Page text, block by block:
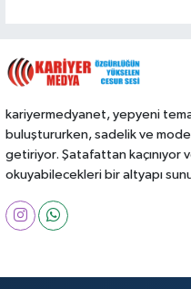
kariyermedyanet, yepyeni
buluştururken, sadelik ve
getiriyor. Şatafattan kaçınıyor
okuyabilecekleri bir altyapı